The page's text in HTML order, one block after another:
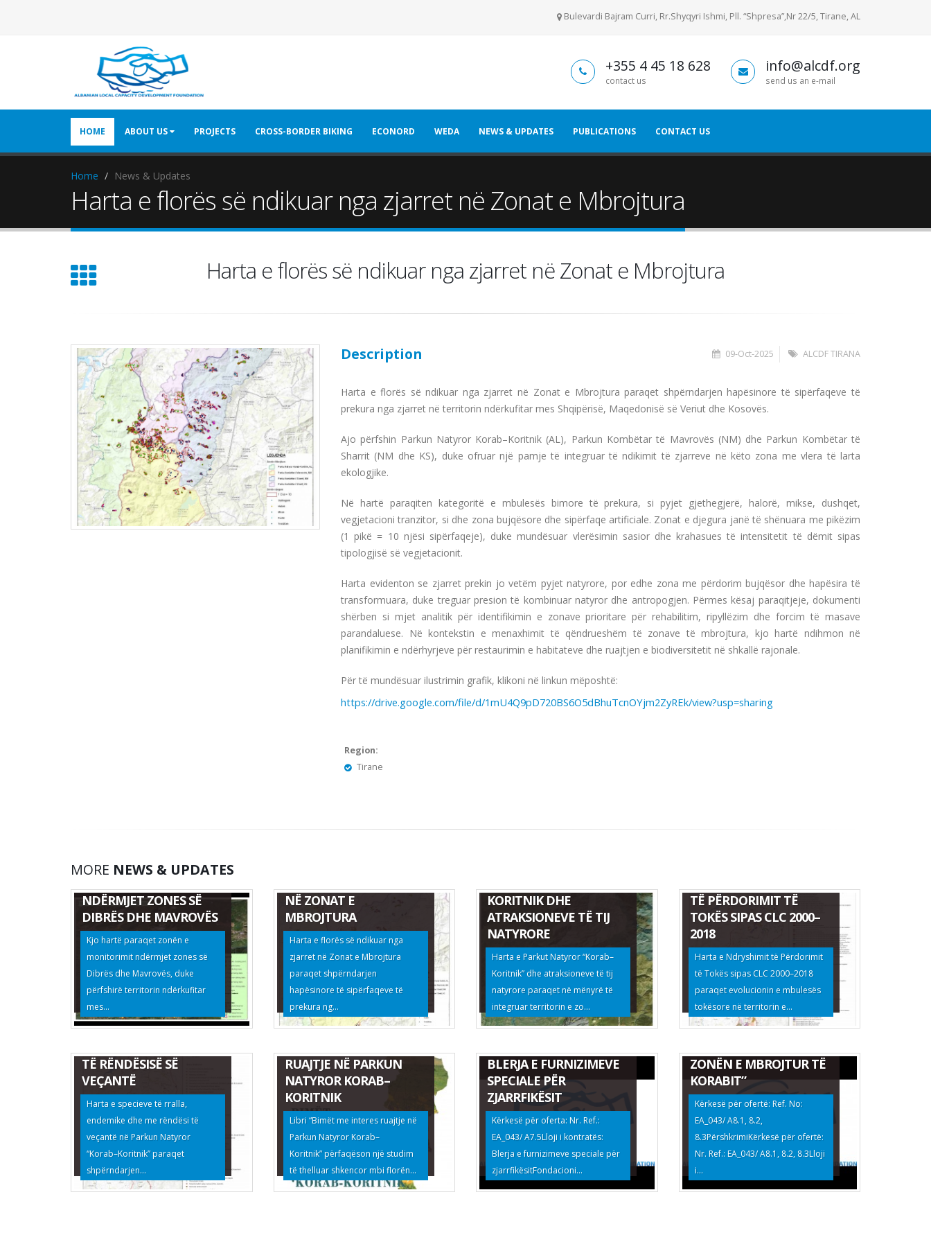
Bulevardi Bajram Curri, Rr.Shyqyri Ishmi, Pll. “Shpresa”,Nr 22/5, Tirane, AL
+355 4 45 18 628
contact us
info@alcdf.org
send us an e-mail
HOME ABOUT US PROJECTS CROSS-BORDER BIKING ECONORD WEDA NEWS & UPDATES PUBLICATIONS CONTACT US
Home News & Updates
Harta e florës së ndikuar nga zjarret në Zonat e Mbrojtura
Harta e florës së ndikuar nga zjarret në Zonat e Mbrojtura
09-Oct-2025 ALCDF TIRANA
Description
Harta e florës së ndikuar nga zjarret në Zonat e Mbrojtura paraqet shpërndarjen hapësinore të sipërfaqeve të
prekura nga zjarret në territorin ndërkufitar mes Shqipërisë, Maqedonisë së Veriut dhe Kosovës.
Ajo përfshin Parkun Natyror Korab–Koritnik (AL), Parkun Kombëtar të Mavrovës (NM) dhe Parkun Kombëtar të
Sharrit (NM dhe KS), duke ofruar një pamje të integruar të ndikimit të zjarreve në këto zona me vlera të larta
ekologjike.
Në hartë paraqiten kategoritë e mbulesës bimore të prekura, si pyjet gjethegjerë, halorë, mikse, dushqet,
vegjetacioni tranzitor, si dhe zona bujqësore dhe sipërfaqe artificiale. Zonat e djegura janë të shënuara me pikëzim
(1 pikë = 10 njësi sipërfaqeje), duke mundësuar vlerësimin sasior dhe krahasues të intensitetit të dëmit sipas
tipologjisë së vegjetacionit.
Harta evidenton se zjarret prekin jo vetëm pyjet natyrore, por edhe zona me përdorim bujqësor dhe hapësira të
transformuara, duke treguar presion të kombinuar natyror dhe antropogjen. Përmes kësaj paraqitjeje, dokumenti
shërben si mjet analitik për identifikimin e zonave prioritare për rehabilitim, ripyllëzim dhe forcim të masave
parandaluese. Në kontekstin e menaxhimit të qëndrueshëm të zonave të mbrojtura, kjo hartë ndihmon në
planifikimin e ndërhyrjeve për restaurimin e habitateve dhe ruajtjen e biodiversitetit në shkallë rajonale.
Për të mundësuar ilustrimin grafik, klikoni në linkun mëposhtë:
https://drive.google.com/file/d/1mU4Q9pD720BS6O5dBhuTcnOYjm2ZyREk/view?usp=sharing
Region:
Tirane
MORE NEWS & UPDATES
NDËRMJET ZONES SË
DIBRËS DHE MAVROVËS
Kjo hartë paraqet zonën e
monitorimit ndërmjet zones së
Dibrës dhe Mavrovës, duke
përfshirë territorin ndërkufitar
mes...
NË ZONAT E
MBROJTURA
Harta e florës së ndikuar nga
zjarret në Zonat e Mbrojtura
paraqet shpërndarjen
hapësinore të sipërfaqeve të
prekura ng...
KORITNIK DHE
ATRAKSIONEVE TË TIJ
NATYRORE
Harta e Parkut Natyror “Korab–
Koritnik” dhe atraksioneve të tij
natyrore paraqet në mënyrë të
integruar territorin e zo...
TË PËRDORIMIT TË
TOKËS SIPAS CLC 2000–
2018
Harta e Ndryshimit të Përdorimit
të Tokës sipas CLC 2000–2018
paraqet evolucionin e mbulesës
tokësore në territorin e...
HARTA E SPECIEVE TË
TË RËNDËSISË SË
VEÇANTË
Harta e specieve të rralla,
endemike dhe me rëndësi të
veçantë në Parkun Natyror
“Korab–Koritnik” paraqet
shpërndarjen...
RUAJTJE NË PARKUN
NATYROR KORAB–
KORITNIK
Libri “Bimët me interes ruajtje në
Parkun Natyror Korab–
Koritnik” përfaqëson një studim
të thelluar shkencor mbi florën...
BLERJA E FURNIZIMEVE
SPECIALE PËR
ZJARRFIKËSIT
Kërkesë për oferta: Nr. Ref.:
EA_043/ A7.5Lloji i kontratës:
Blerja e furnizimeve speciale për
zjarrfikësitFondacioni...
EKSPERTIZË E OFRUESIT
TË SHËRBIMEVE PËR
“VLERËSIMIN E GJENDJES
DHE PRODUKTIVITETIT
ZONËN E MBROJTUR TË
KORABIT”
Kërkesë për ofertë: Ref. No:
EA_043/ A8.1, 8.2,
8.3PërshkrimiKërkesë për ofertë:
Nr. Ref.: EA_043/ A8.1, 8.2, 8.3Lloji
i...